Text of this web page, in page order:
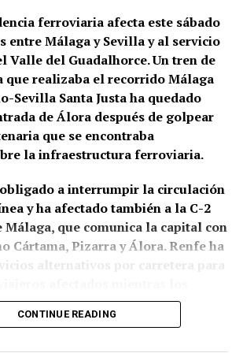
en el centro de
Pepe Marchena, fue uno de los
representó aquel cambio de
popularidad durante las décadas
XX estuvo vinculada a los
libres y los cantes de ida y
la melodía que generó
y también intensas
los defensores de distintas
flamenco. DeFlamenco recuerda
introdujo en numerosos estilos.
ferroviaria afecta este sábado
entre Málaga y Sevilla y al servicio
Valle del Guadalhorce. Un tren de
que realizaba el recorrido Málaga
Sevilla Santa Justa ha quedado
de Álora después de golpear
que se encontraba
la infraestructura ferroviaria.
a interrumpir la circulación
y ha afectado también a la C-2
Málaga, que comunica la capital con
Cártama, Pizarra y Álora. Renfe ha
alternativos por carretera para
trabajan en la zona.
CONTINUE READING